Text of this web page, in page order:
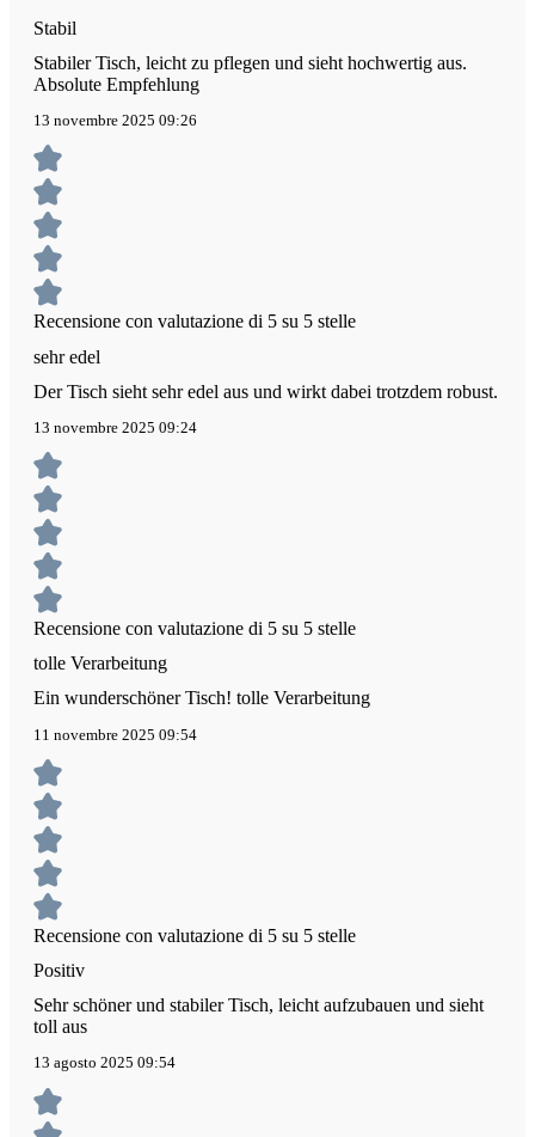
Stabil
Stabiler Tisch, leicht zu pflegen und sieht hochwertig aus.
Absolute Empfehlung
13 novembre 2025 09:26
Recensione con valutazione di 5 su 5 stelle
sehr edel
Der Tisch sieht sehr edel aus und wirkt dabei trotzdem robust.
13 novembre 2025 09:24
Recensione con valutazione di 5 su 5 stelle
tolle Verarbeitung
Ein wunderschöner Tisch! tolle Verarbeitung
11 novembre 2025 09:54
Recensione con valutazione di 5 su 5 stelle
Positiv
Sehr schöner und stabiler Tisch, leicht aufzubauen und sieht
toll aus
13 agosto 2025 09:54